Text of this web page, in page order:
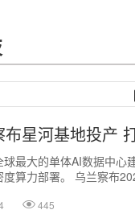
星河基地投产
球最大的单体AI数据中心
度算力部署。 乌兰察布
445